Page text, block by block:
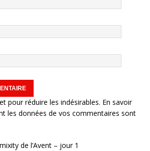
pour réduire les indésirables. En savoir
les données de vos commentaires sont
de l’Avent – jour 1